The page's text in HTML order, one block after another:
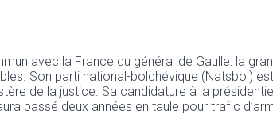
avec la France du général de Gaulle: la
Son parti national-bolchévique (Natsbol)
de la justice. Sa candidature à la
passé deux années en taule pour trafic